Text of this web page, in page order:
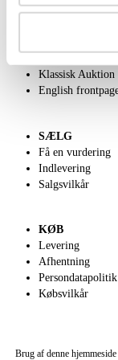
OM OS
Klassisk Auktion
English
SÆLG
Få en vurdering
Indlevering
Salgsvilkår
KØB
Levering
Afhentning
Persondatapolitik
Købsvilkår
Brug af denne